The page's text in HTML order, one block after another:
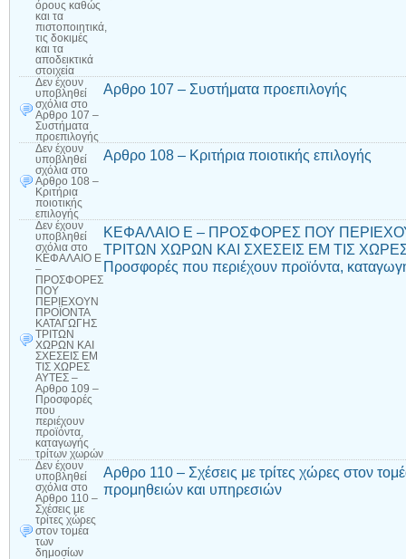
όρους καθώς
και τα
πιστοποιητικά,
τις δοκιμές
και τα
αποδεικτικά
στοιχεία
Δεν έχουν
υποβληθεί
σχόλια στο
Αρθρο 107 –
Συστήματα
προεπιλογής
Αρθρο 107 – Συστήματα προεπιλογής
Δεν έχουν
υποβληθεί
σχόλια στο
Αρθρο 108 –
Κριτήρια
ποιοτικής
επιλογής
Αρθρο 108 – Κριτήρια ποιοτικής επιλογής
Δεν έχουν
υποβληθεί
σχόλια στο
ΚΕΦΑΛΑΙΟ Ε
–
ΠΡΟΣΦΟΡΕΣ
ΠΟΥ
ΠΕΡΙΕΧΟΥΝ
ΠΡΟΪΟΝΤΑ
ΚΑΤΑΓΩΓΗΣ
ΤΡΙΤΩΝ
ΧΩΡΩΝ ΚΑΙ
ΣΧΕΣΕΙΣ ΕΜ
ΤΙΣ ΧΩΡΕΣ
ΑΥΤΕΣ –
Αρθρο 109 –
Προσφορές
που
περιέχουν
προϊόντα,
καταγωγής
τρίτων χωρών
ΚΕΦΑΛΑΙΟ Ε – ΠΡΟΣΦΟΡΕΣ ΠΟΥ
ΤΡΙΤΩΝ ΧΩΡΩΝ ΚΑΙ ΣΧΕΣΕΙΣ ΕΜ ΤΙΣ
Προσφορές που περιέχουν προϊόντα,
Δεν έχουν
υποβληθεί
σχόλια στο
Αρθρο 110 –
Σχέσεις με
τρίτες χώρες
στον τομέα
των
δημοσίων
Αρθρο 110 – Σχέσεις με τρίτες χώρες στον
προμηθειών και υπηρεσιών